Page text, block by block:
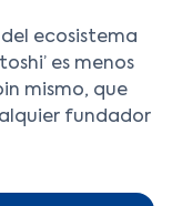
ecosistema
es menos
mismo, que
fundador